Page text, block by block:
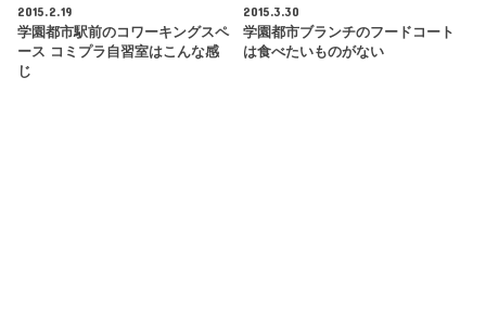
2015.2.19
学園都市駅前のコワーキングスペ
ース コミプラ自習室はこんな感
じ
2015.3.30
学園都市ブランチのフードコート
は食べたいものがない